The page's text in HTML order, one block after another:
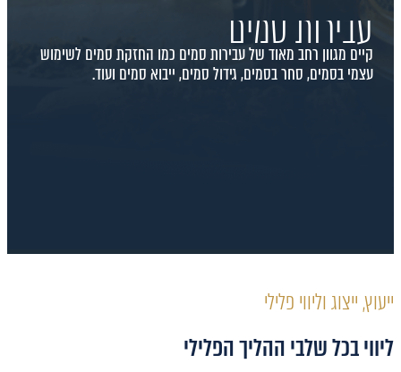
עבירות סמים
קיים מגוון רחב מאוד של עבירות סמים כמו החזקת סמים לשימוש
עצמי בסמים, סחר בסמים, גידול סמים, ייבוא סמים ועוד.
ייעוץ, ייצוג וליווי פלילי
ליווי בכל שלבי ההליך הפלילי